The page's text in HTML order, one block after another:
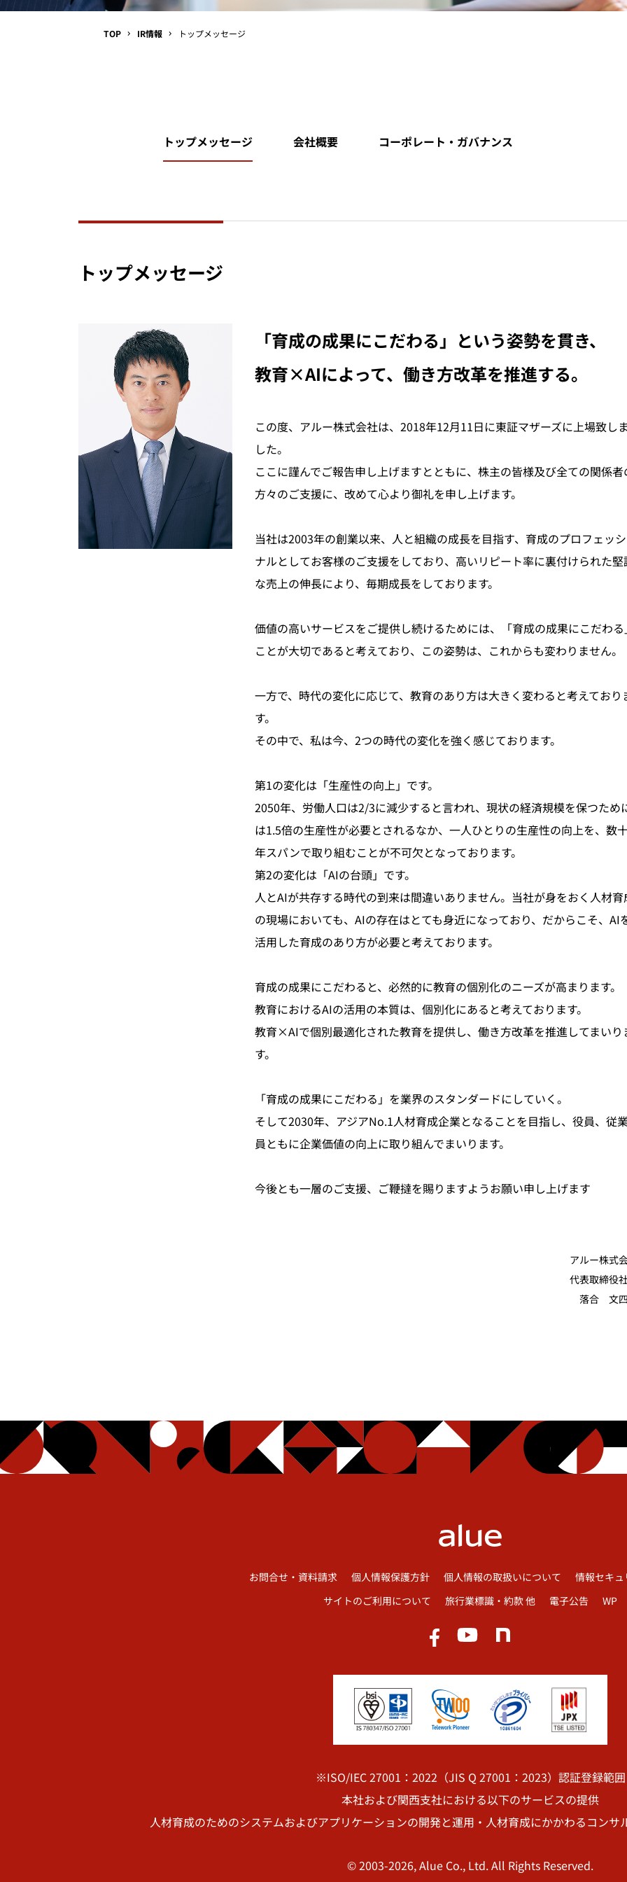
TOP IR情報 トップメッセージ
トップメッセージ 会社概要 コーポレート・ガバナンス
トップメッセージ
「育成の成果にこだわる」という姿勢を貫き、
教育×AIによって、働き方改革を推進する。
この度、アルー株式会社は、2018年12月11日に東証マザーズに上場致し
した。
ここに謹んでご報告申し上げますとともに、株主の皆様及び全ての関係者
方々のご支援に、改めて心より御礼を申し上げます。
当社は2003年の創業以来、人と組織の成長を目指す、育成のプロフェッ
ナルとしてお客様のご支援をしており、高いリピート率に裏付けられた堅
な売上の伸長により、毎期成長をしております。
価値の高いサービスをご提供し続けるためには、「育成の成果にこだわ
ことが大切であると考えており、この姿勢は、これからも変わりません。
一方で、時代の変化に応じて、教育のあり方は大きく変わると考えており
す。
その中で、私は今、2つの時代の変化を強く感じております。
第1の変化は「生産性の向上」です。
2050年、労働人口は2/3に減少すると言われ、現状の経済規模を保つため
は1.5倍の生産性が必要とされるなか、一人ひとりの生産性の向上を、数
年スパンで取り組むことが不可欠となっております。
第2の変化は「AIの台頭」です。
人とAIが共存する時代の到来は間違いありません。当社が身をおく人材育
の現場においても、AIの存在はとても身近になっており、だからこそ、AI
活用した育成のあり方が必要と考えております。
育成の成果にこだわると、必然的に教育の個別化のニーズが高まります。
教育におけるAIの活用の本質は、個別化にあると考えております。
教育×AIで個別最適化された教育を提供し、働き方改革を推進してまいり
す。
「育成の成果にこだわる」を業界のスタンダードにしていく。
そして2030年、アジアNo.1人材育成企業となることを目指し、役員、従
員ともに企業価値の向上に取り組んでまいります。
今後とも一層のご支援、ご鞭撻を賜りますようお願い申し上げます
アルー株式
代表取締役
落合 文
お問合せ・資料請求 個人情報保護方針 個人情報の取扱いについて
情報セキ
サイトのご利用について
旅行業標識・約款 他 電子公告 WP
※ISO/IEC 27001：2022（JIS Q 27001：2023）認証登録範囲
本社および関西支社における以下のサービスの提供
人材育成のためのシステムおよびアプリケーションの開発と運用・人材育成にかかわるコン
© 2003-2026, Alue Co., Ltd. All Rights Reserved.